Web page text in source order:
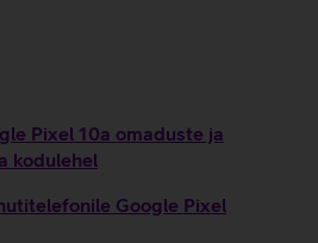
Pixel 10a omaduste ja
kodulehel
Google Pixel